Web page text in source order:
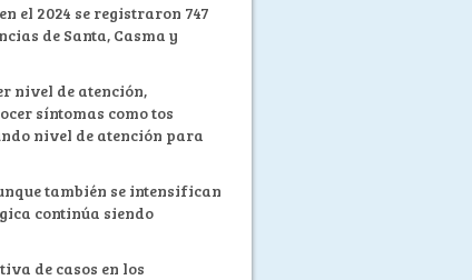
el 2024 se registraron 747
de Santa, Casma y
nivel de atención,
síntomas como tos
nivel de atención para
también se intensifican
continúa siendo
de casos en los